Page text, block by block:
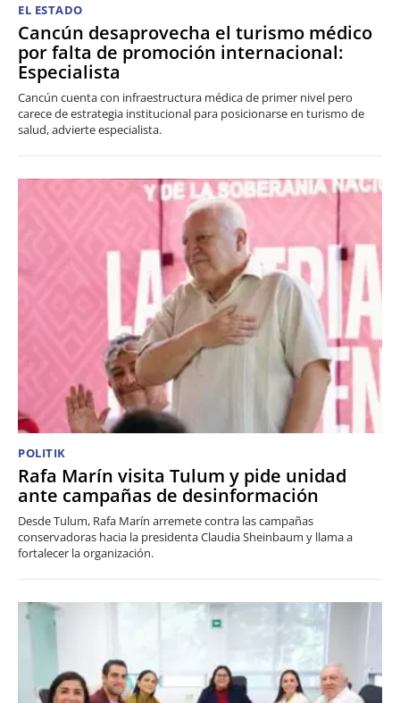
EL ESTADO
Cancún desaprovecha el turismo médico
por falta de promoción internacional:
Especialista
Cancún cuenta con infraestructura médica de primer nivel pero
carece de estrategia institucional para posicionarse en turismo de
salud, advierte especialista.
POLITIK
Rafa Marín visita Tulum y pide unidad
ante campañas de desinformación
Desde Tulum, Rafa Marín arremete contra las campañas
conservadoras hacia la presidenta Claudia Sheinbaum y llama a
fortalecer la organización.